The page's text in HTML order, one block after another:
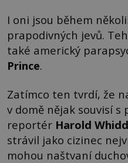
I oni jsou během
prapodivných jevů.
také americký
Prince.
Zatímco ten tvrdí, že
v domě nějak souvisí
reportér Harold
strávil jako cizinec
mohou naštvaní